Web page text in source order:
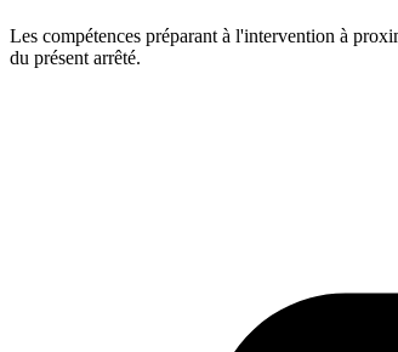
Les compétences préparant à l'intervention à
du présent arrêté.